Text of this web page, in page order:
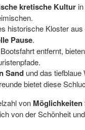
kretische Kultur
historische Kloster
Pause.
entfernt,
Sand und das
bietet diese
von Möglichkeiten
von der Schönheit